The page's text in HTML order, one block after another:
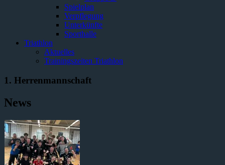
Spielplan
Verpflegung
Unterkünfte
Sporthalle
Triathlon
Aktuelles
Trainingszeiten Triathlon
1. Herrenmannschaft
News